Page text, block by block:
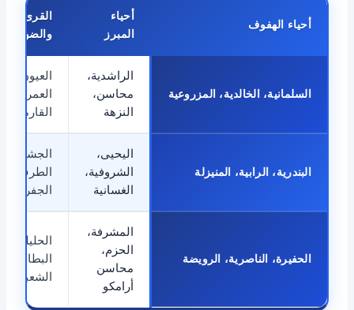
أحياء الهفوف
أحياء
المبرز
القرى
والضواحي
السلمانية، الخالدية، المزروعية
الراشدية،
محاسن،
النزهة
العيون،
العمران،
القارة
البندرية، الرابية، المنيزلة
اليحيى،
الشروفية،
الغسانية
الجشة،
الطرف،
الجفر
الحفيرة، الناصرية، الرويضة
المشرفة،
الحزم،
محاسن
أرامكو
الحليلة،
البطالية،
الشعبة